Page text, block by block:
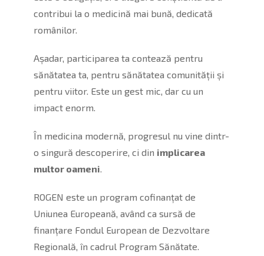
contribui la o medicină mai bună, dedicată
românilor.
Așadar, participarea ta contează pentru
sănătatea ta, pentru sănătatea comunității și
pentru viitor. Este un gest mic, dar cu un
impact enorm.
În medicina modernă, progresul nu vine dintr-
o singură descoperire, ci din implicarea
multor oameni.
ROGEN este un program cofinanțat de
Uniunea Europeană, având ca sursă de
finanțare Fondul European de Dezvoltare
Regională, în cadrul Program Sănătate.